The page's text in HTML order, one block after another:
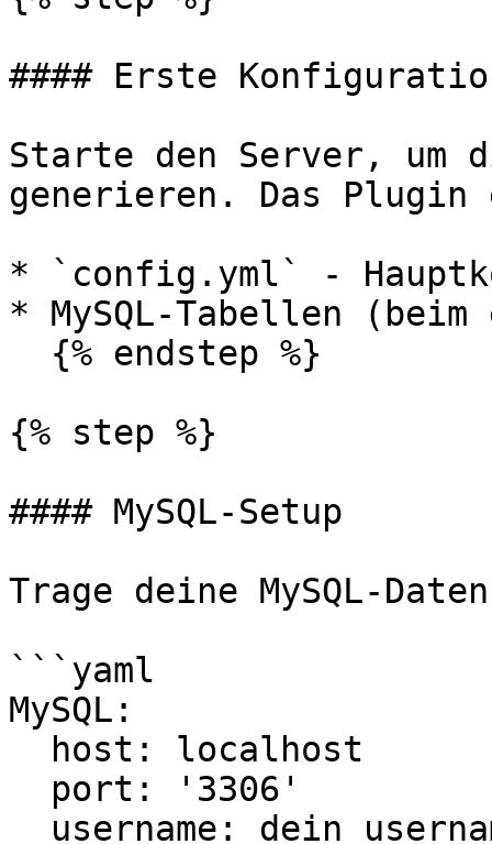
#### Erste
Starte den Server, um
generieren. Das
* `config.yml` -
* MySQL-Tabellen
{% step %}
#### MySQL-Setup
Trage deine MySQL-
```yaml
MySQL: